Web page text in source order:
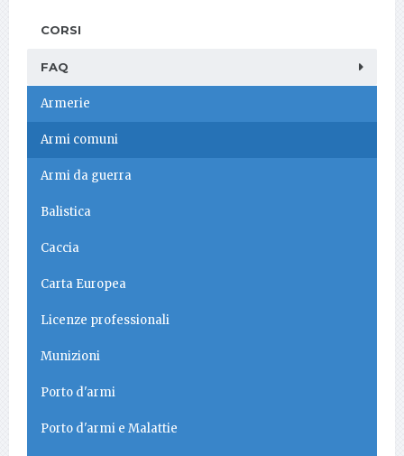
CORSI
FAQ
Armerie
Armi comuni
Armi da guerra
Balistica
Caccia
Carta Europea
Licenze professionali
Munizioni
Porto d'armi
Porto d'armi e Malattie